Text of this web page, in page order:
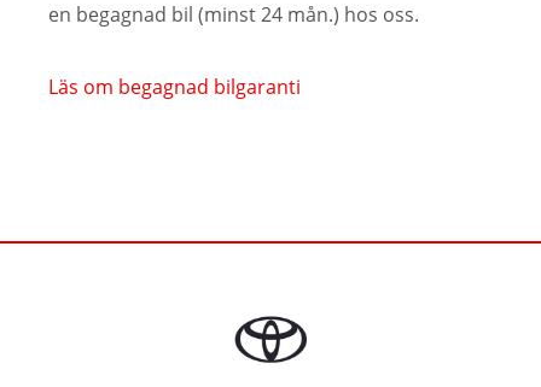
en begagnad bil (minst 24 mån.) hos oss.
Läs om begagnad bilgaranti